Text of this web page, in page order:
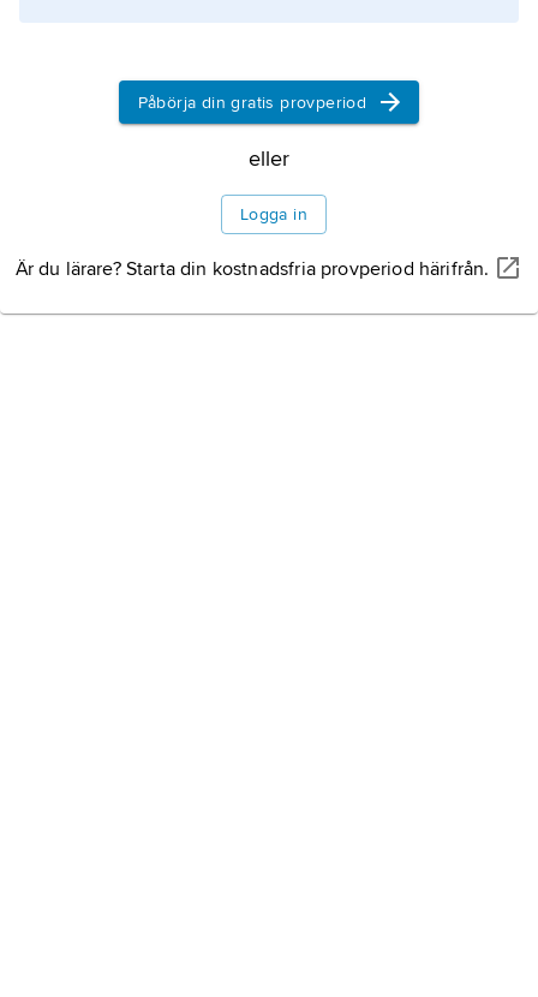
Påbörja din gratis provperiod
eller
Logga in
Är du lärare? Starta din kostnadsfria provperiod härifrån.